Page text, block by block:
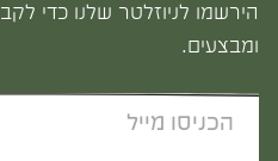
הירשמו לניוזלטר שלנו כדי
ומבצעים.